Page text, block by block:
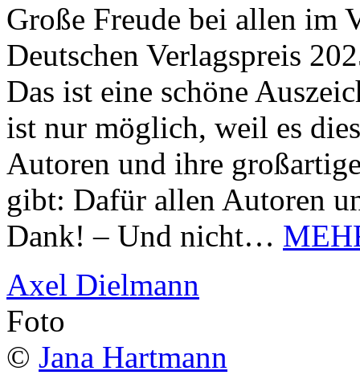
Große Freude bei allen im
Deutschen Verlagspreis
Das ist eine schöne
ist nur möglich, weil es
Autoren und ihre
gibt: Dafür allen Autoren
Dank! – Und nicht…
Axel Dielmann
Foto
© Jana Hartmann